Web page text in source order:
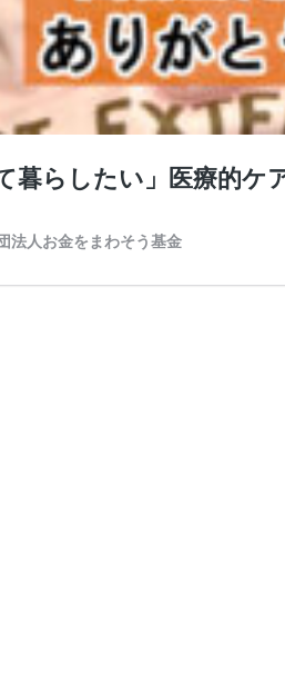
暮らしたい」医療的
法人お金をまわそう基金